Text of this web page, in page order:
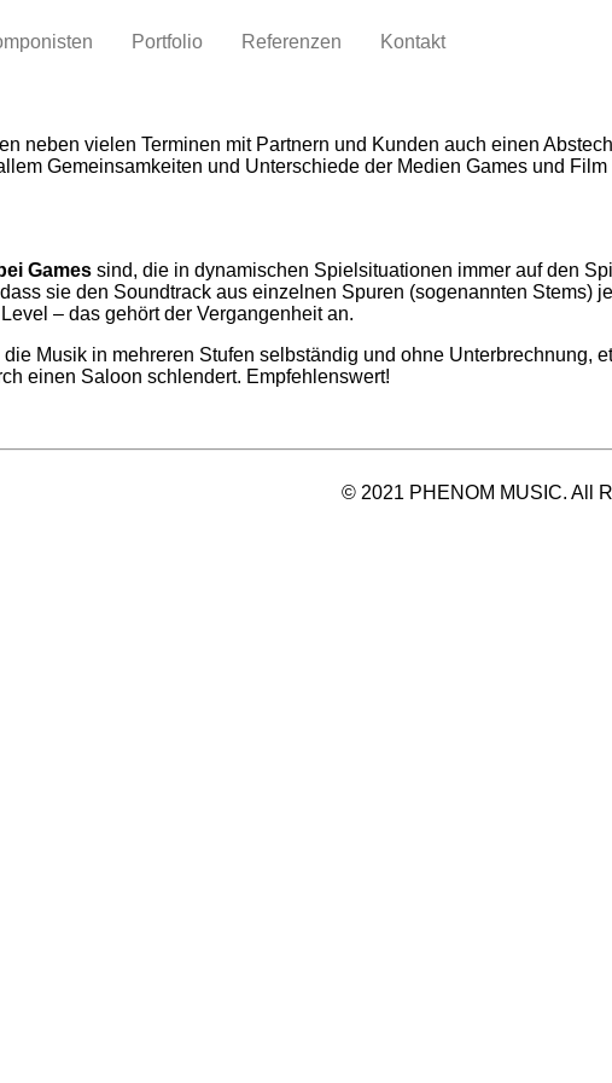
Portfolio Referenzen Kontakt
neben vielen Terminen mit Partnern und Kunden auch einen
Gemeinsamkeiten und Unterschiede der Medien Games und
Games sind, die in dynamischen Spielsituationen immer auf den
sie den Soundtrack aus einzelnen Spuren (sogenannten Stems)
– das gehört der Vergangenheit an.
Musik in mehreren Stufen selbständig und ohne
einen Saloon schlendert. Empfehlenswert!
© 2021 PHENOM MUSIC. All